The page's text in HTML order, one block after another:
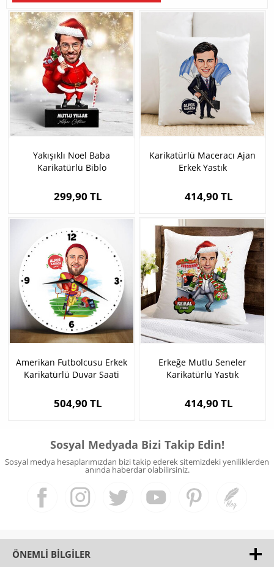
Yakışıklı Noel Baba
Karikatürlü Biblo
299,90 TL
Karikatürlü Maceracı Ajan
Erkek Yastık
414,90 TL
Amerikan Futbolcusu Erkek
Karikatürlü Duvar Saati
504,90 TL
Erkeğe Mutlu Seneler
Karikatürlü Yastık
414,90 TL
Sosyal Medyada Bizi Takip Edin!
Sosyal medya hesaplarımızdan bizi takip ederek sitemizdeki yeniliklerden
anında haberdar olabilirsiniz.
ÖNEMLI BILGILER